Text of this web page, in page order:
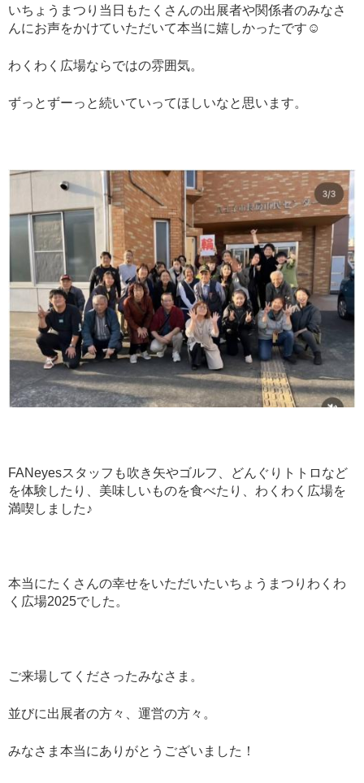
いちょうまつり当日もたくさんの出展者や関係者のみなさ
んにお声をかけていただいて本当に嬉しかったです☺️
わくわく広場ならではの雰囲気。
ずっとずーっと続いていってほしいなと思います。
FANeyesスタッフも吹き矢やゴルフ、どんぐりトトロなど
を体験したり、美味しいものを食べたり、わくわく広場を
満喫しました♪
本当にたくさんの幸せをいただいたいちょうまつりわくわ
く広場2025でした。
ご来場してくださったみなさま。
並びに出展者の方々、運営の方々。
みなさま本当にありがとうございました！